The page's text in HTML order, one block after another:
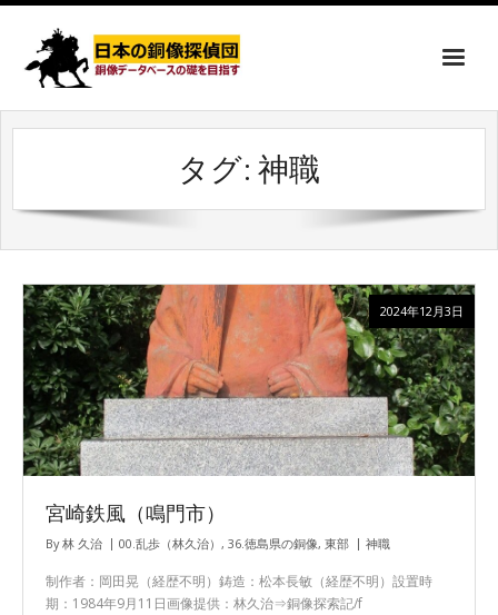
タグ: 神職
宮崎鉄風（鳴門市）
By林 久治 00.乱歩（林久治） , 36.徳島県の銅像, 東部 神職
制作者：岡田晃（経歴不明）鋳造：松本長敏（経歴不明）設置時
期：1984年9月11日画像提供：林久治⇒銅像探索記/f
2024年12月3日